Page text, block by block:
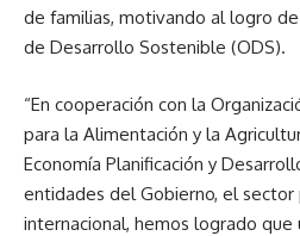
de familias, motivando al logro
de Desarrollo Sostenible (ODS).
“En cooperación con la
para la Alimentación y la
Economía Planificación y
entidades del Gobierno, el sector
internacional, hemos logrado que